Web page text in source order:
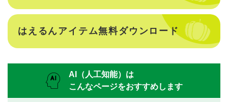
はえるんアイテム無料ダウンロード
AI（人工知能）は
こんなページをおすすめします